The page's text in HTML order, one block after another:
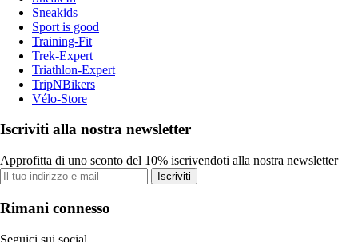
Sneakids
Sport is good
Training-Fit
Trek-Expert
Triathlon-Expert
TripNBikers
Vélo-Store
Iscriviti alla nostra newsletter
Approfitta di uno sconto del 10% iscrivendoti alla nostra newsletter
Iscriviti
Rimani connesso
Seguici sui social